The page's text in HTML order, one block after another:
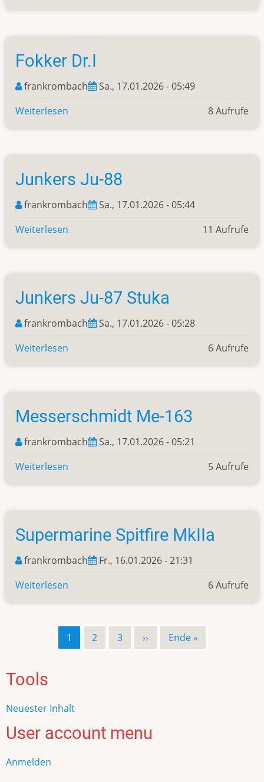
Fokker Dr.I
frankrombach
Sa., 17.01.2026 - 05:49
Weiterlesen
8 Aufrufe
Junkers Ju-88
frankrombach
Sa., 17.01.2026 - 05:44
Weiterlesen
88
11 Aufrufe
Junkers Ju-87 Stuka
frankrombach
Sa., 17.01.2026 - 05:28
Weiterlesen
87
Stuka
6 Aufrufe
Messerschmidt Me-163
frankrombach
Sa., 17.01.2026 - 05:21
Weiterlesen
163
5 Aufrufe
Supermarine Spitfire MkIIa
frankrombach
Fr., 16.01.2026 - 21:31
Weiterlesen
MkIIa
6 Aufrufe
Seitennummerierung
Page
1 Page
2 Page
3
Nächste
Seite
››
Letzte
Seite
Ende »
Tools
Neuester Inhalt
User account menu
Anmelden